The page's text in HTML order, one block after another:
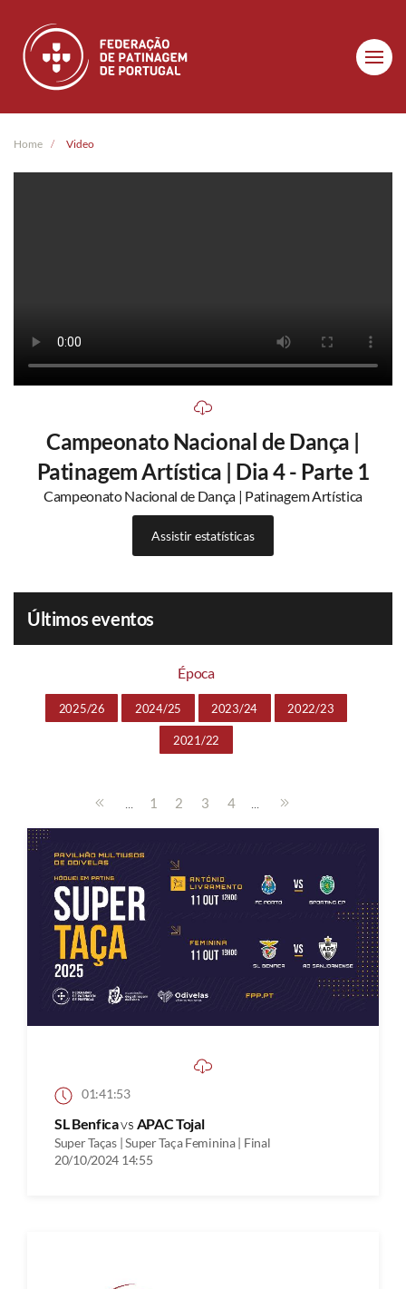
Skip to main content
Home Video
Campeonato Nacional de Dança |
Patinagem Artística | Dia 4 - Parte 1
Campeonato Nacional de Dança | Patinagem Artística
Assistir estatísticas
Últimos eventos
Época
2025/26 2024/25 2023/24 2022/23
2021/22
... 1 2 3 4 ...
01:41:53
SL Benficavs APAC Tojal
Super Taças | Super Taça Feminina | Final
20/10/2024 14:55